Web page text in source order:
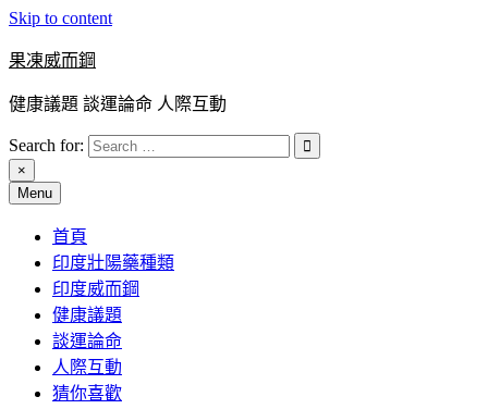
Skip to content
果凍威而鋼
健康議題 談運論命 人際互動
Search for:
×
Menu
首頁
印度壯陽藥種類
印度威而鋼
健康議題
談運論命
人際互動
猜你喜歡